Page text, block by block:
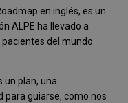
en inglés, es un
ALPE ha llevado a
del mundo
un plan, una
para guiarse, como nos